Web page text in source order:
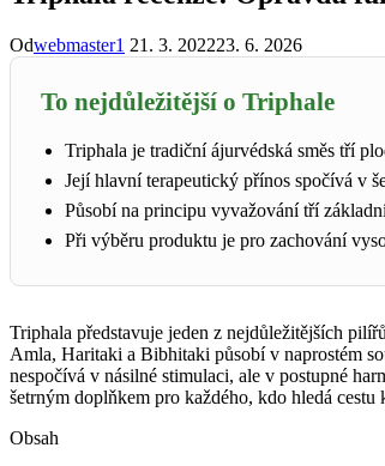
Odwebmaster1 21. 3. 202223. 6. 2026
To nejdůležitější o Triphale
Triphala je tradiční ájurvédská směs tří
Její hlavní terapeutický přínos spočívá v
Působí na principu vyvažování tří
Při výběru produktu je pro zachování
Triphala představuje jeden z nejdůležitějších
Amla, Haritaki a Bibhitaki působí v naprostém
nespočívá v násilné stimulaci, ale v postupné
šetrným doplňkem pro každého, kdo hledá
Obsah